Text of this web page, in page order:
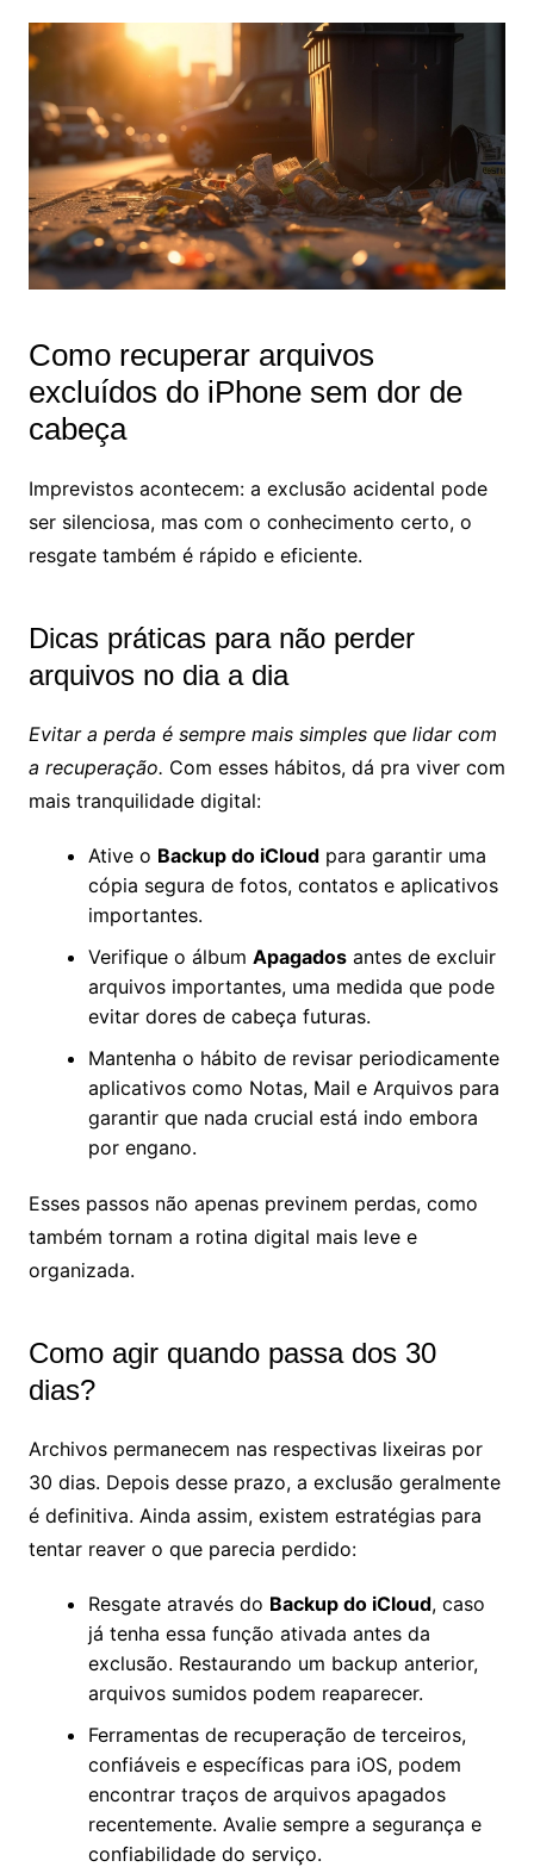
Como recuperar arquivos
excluídos do iPhone sem dor de
cabeça
Imprevistos acontecem: a exclusão acidental pode
ser silenciosa, mas com o conhecimento certo, o
resgate também é rápido e eficiente.
Dicas práticas para não perder
arquivos no dia a dia
Evitar a perda é sempre mais simples que lidar com
a recuperação. Com esses hábitos, dá pra viver com
mais tranquilidade digital:
Ative o Backup do iCloudpara garantir uma
cópia segura de fotos, contatos e aplicativos
importantes.
Verifique o álbum Apagadosantes de excluir
arquivos importantes, uma medida que pode
evitar dores de cabeça futuras.
Mantenha o hábito de revisar periodicamente
aplicativos como Notas, Mail e Arquivos para
garantir que nada crucial está indo embora
por engano.
Esses passos não apenas previnem perdas, como
também tornam a rotina digital mais leve e
organizada.
Como agir quando passa dos 30
dias?
Archivos permanecem nas respectivas lixeiras por
30 dias. Depois desse prazo, a exclusão geralmente
é definitiva. Ainda assim, existem estratégias para
tentar reaver o que parecia perdido:
Resgate através do Backup do iCloud, caso
já tenha essa função ativada antes da
exclusão. Restaurando um backup anterior,
arquivos sumidos podem reaparecer.
Ferramentas de recuperação de terceiros,
confiáveis e específicas para iOS, podem
encontrar traços de arquivos apagados
recentemente. Avalie sempre a segurança e
confiabilidade do serviço.